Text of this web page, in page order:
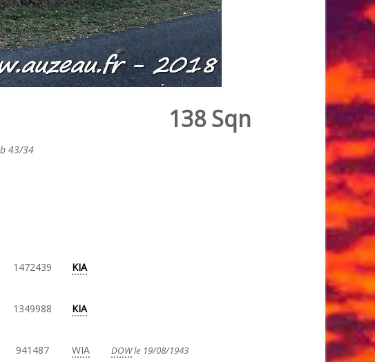
138 Sqn
43/34
1472439 KIA
1349988 KIA
941487 WIA DOWle 19/08/1943